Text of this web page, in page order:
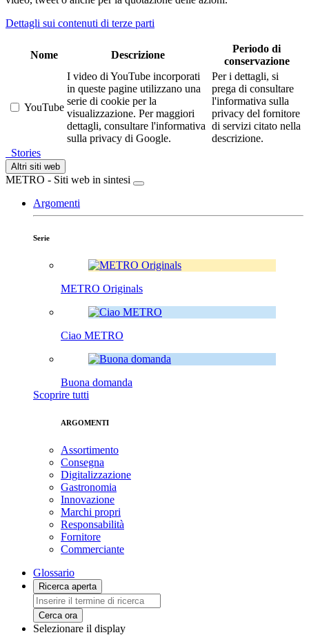
Dettagli sui contenuti di terze parti
Nome Descrizione
Periodo di
conservazione
YouTube
I video di YouTube incorporati
in queste pagine utilizzano una
serie di cookie per la
visualizzazione. Per maggiori
dettagli, consultare l'informativa
sulla privacy di Google.
Per i dettagli, si
prega di consultare
l'informativa sulla
privacy del fornitore
di servizi citato nella
descrizione.
Stories
Altri siti web
METRO - Siti web in sintesi
Argomenti
Serie
METRO Originals
Ciao METRO
Buona domanda
Scoprire tutti
ARGOMENTI
Assortimento
Consegna
Digitalizzazione
Gastronomia
Innovazione
Marchi propri
Responsabilità
Fornitore
Commerciante
Glossario
Ricerca aperta
Cerca ora
Selezionare il display